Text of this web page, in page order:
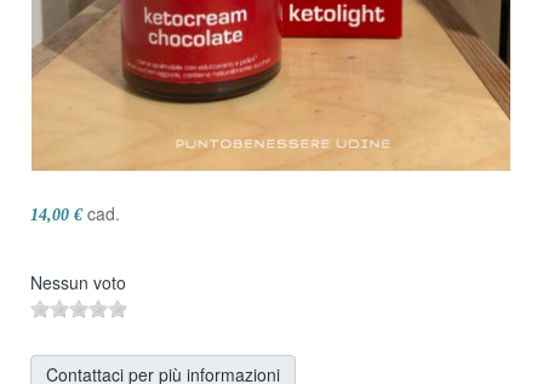
14,00 € cad.
Nessun voto
Contattaci per più informazioni